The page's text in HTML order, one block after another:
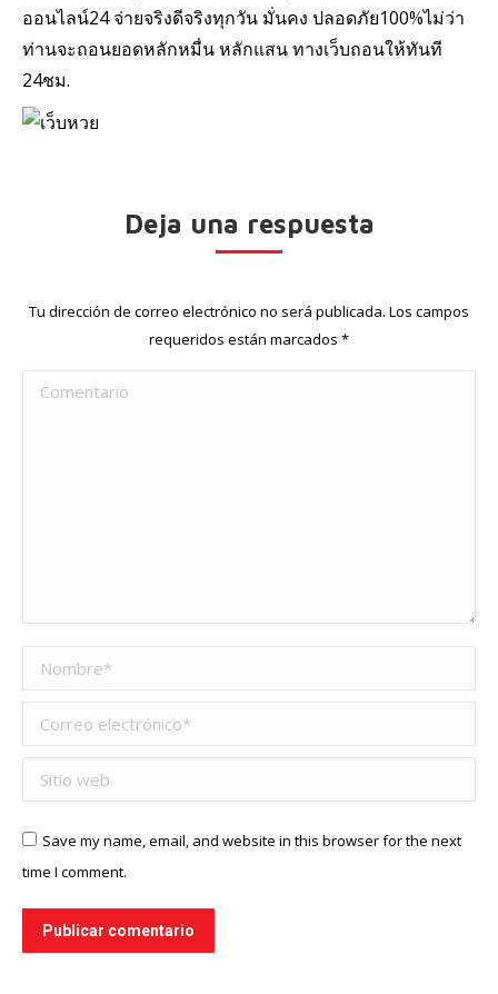
ออนไลน์24 จ่ายจริงดีจริงทุกวัน มั่นคง ปลอดภัย100%ไม่ว่า
ท่านจะถอนยอดหลักหมื่น หลักแสน ทางเว็บถอนให้ทันที
24ชม.
Deja una respuesta
Tu dirección de correo electrónico no será publicada. Los campos
requeridos están marcados *
Comentario
Nombre *
Correo electrónico *
Sitio web
Save my name, email, and website in this browser for the next
time I comment.
Publicar comentario